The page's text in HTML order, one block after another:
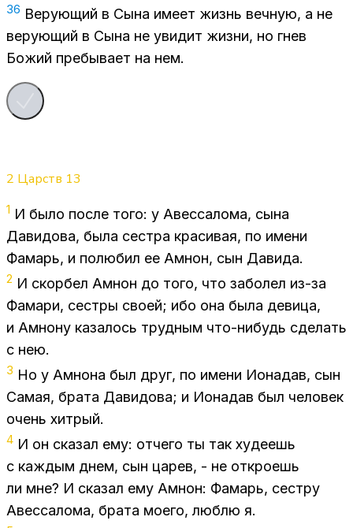
36 Ве­ру­ю­щий в Сына име­ет жизнь веч­ную, а не
ве­ру­ю­щий в Сына не уви­дит жиз­ни, но гнев
Бо­жий пре­бы­ва­ет на нем.
2 Царств 13
1 И было по­сле того: у Авес­са­ло­ма, сына
Да­ви­до­ва, была сест­ра кра­си­вая, по име­ни
Фа­марь, и по­лю­бил ее Ам­нон, сын Да­ви­да.
2 И скор­бел Ам­нон до того, что за­бо­лел из-за
Фа­ма­ри, сест­ры сво­ей; ибо она была де­ви­ца,
и Ам­но­ну ка­за­лось труд­ным что-ни­будь сде­лать
с нею.
3 Но у Ам­но­на был друг, по име­ни Иона­дав, сын
Са­мая, бра­та Да­ви­до­ва; и Иона­дав был че­ло­век
очень хит­рый.
4 И он ска­зал ему: от­че­го ты так ху­де­ешь
с каж­дым днем, сын ца­рев, - не от­кро­ешь
ли мне? И ска­зал ему Ам­нон: Фа­марь, сест­ру
Авес­са­ло­ма, бра­та мо­е­го, люб­лю я.